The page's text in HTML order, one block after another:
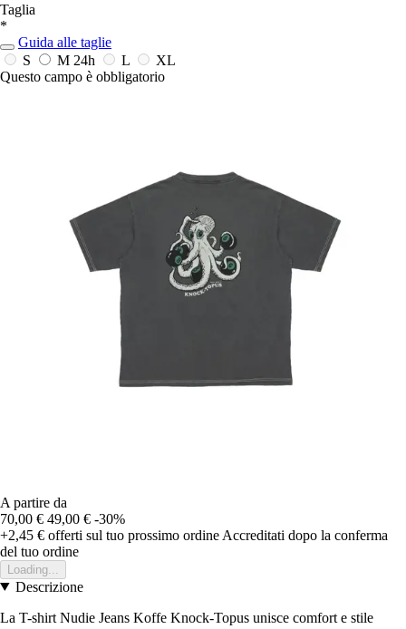
Taglia
*
Guida alle taglie
S
M 24h L
XL
Questo campo è obbligatorio
A partire da
70,00 € 49,00 € -30%
+2,45 € offerti sul tuo prossimo ordine Accreditati dopo la conferma
del tuo ordine
Loading...
Descrizione
La T-shirt Nudie Jeans Koffe Knock-Topus unisce comfort e stile